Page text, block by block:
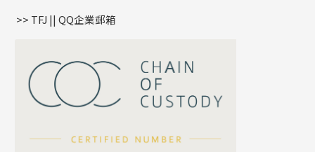
嘴唇鏈系列
S車花鏈系列
珍珠鏈系列
坦克鏈系列
滿天星鏈系列
方假繩鏈系列
星座吊墜
珠扣
>> TFJ || QQ企業郵箱